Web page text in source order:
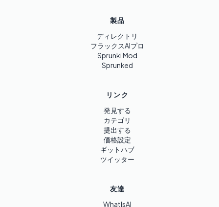
製品
ディレクトリ
フラックスAIプロ
Sprunki Mod
Sprunked
リンク
発見する
カテゴリ
提出する
価格設定
ギットハブ
ツイッター
友達
WhatIsAI